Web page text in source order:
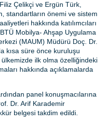
Çelikçi ve Ergün Türk,
standartların önemi ve sistem
hakkında katılımcıları
Mobilya- Ahşap Uygulama
(MAUM) Müdürü Doç. Dr.
kısa süre önce kuruluşu
ilk olma özelliğindeki
hakkında açıklamalarda
panel konuşmacılarına
Dr. Arif Karademir
belgesi takdim edildi.